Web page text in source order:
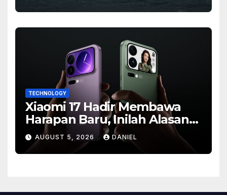
TECHNOLOGY
Xiaomi 17 Hadir Membawa
Harapan Baru, Inilah Alasan
Banyak Orang Menantikan
Ponsel Flagship Ini
AUGUST 5, 2026 DANIEL